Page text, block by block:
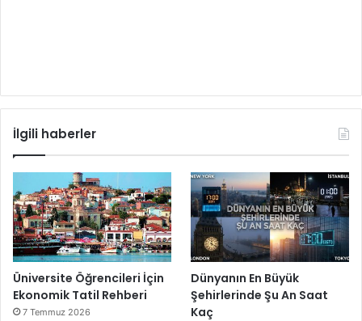
İlgili haberler
Üniversite Öğrencileri İçin
Ekonomik Tatil Rehberi
7 Temmuz 2026
Dünyanın En Büyük
Şehirlerinde Şu An Saat
Kaç